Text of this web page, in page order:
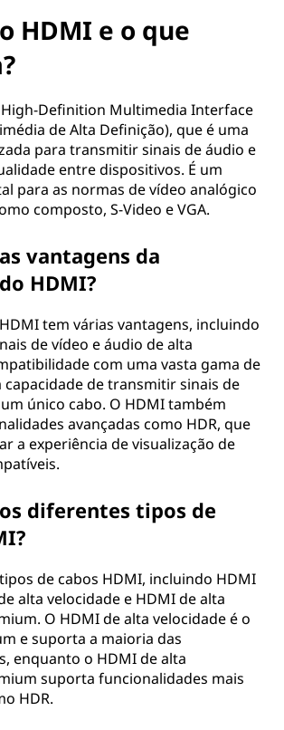
HDMI e o que
Definition Multimedia Interface
de Alta Definição), que é uma
para transmitir sinais de áudio e
entre dispositivos. É um
para as normas de vídeo analógico
composto, S-Video e VGA.
vantagens da
HDMI?
tem várias vantagens, incluindo
de vídeo e áudio de alta
com uma vasta gama de
capacidade de transmitir sinais de
único cabo. O HDMI também
avançadas como HDR, que
a experiência de visualização de
diferentes tipos de
de cabos HDMI, incluindo HDMI
alta velocidade e HDMI de alta
O HDMI de alta velocidade é o
e suporta a maioria das
enquanto o HDMI de alta
suporta funcionalidades mais
HDR.